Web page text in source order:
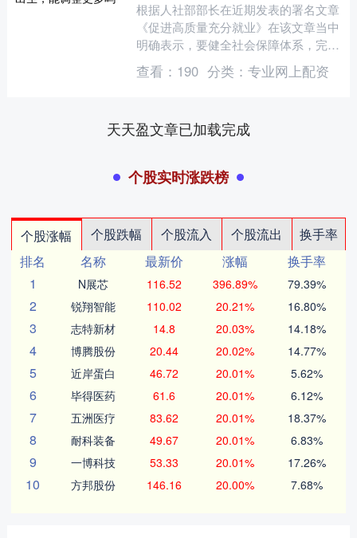
根据人社部部长在近期发表的署名文章
《促进高质量充分就业》在该文章当中
明确表示，要健全社会保障体系，完善
待遇调整机制，提高养老金水平，通过
这样的表态，我们可以看到....
查看： 190 分类： 专业网上配资
天天盈文章已加载完成
个股实时涨跌榜
个股涨幅 个股跌幅 个股流入 个股流出
换手率
排名
名称 最新价 涨幅
换手率
1
N展芯 116.52 396.89% 79.39%
2 锐翔智能 110.02 20.21% 16.80%
3 志特新材 14.8 20.03% 14.18%
4 博腾股份 20.44 20.02% 14.77%
5 近岸蛋白 46.72 20.01% 5.62%
6 毕得医药 61.6 20.01% 6.12%
7 五洲医疗 83.62 20.01% 18.37%
8 耐科装备 49.67 20.01% 6.83%
9 一博科技 53.33 20.01% 17.26%
10 方邦股份 146.16 20.00% 7.68%